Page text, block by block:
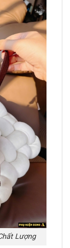
Lượng